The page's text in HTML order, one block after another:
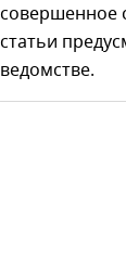
совершенное
статьи
ведомстве.